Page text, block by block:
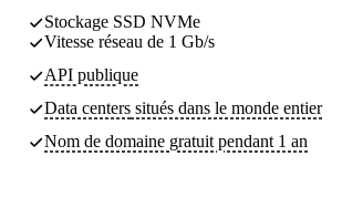
Stockage SSD NVMe
Vitesse réseau de 1 Gb/s
API publique
Data centers situés dans le monde entier
Nom de domaine gratuit pendant 1 an